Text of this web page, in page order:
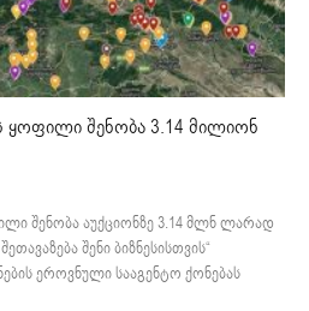
ყოფილი შენობა 3.14 მილიონ
შენობა აუქციონზე 3.14 მლნ ლარად
შენი ბიზნესისთვის“
ეროვნული სააგენტო ქონებას